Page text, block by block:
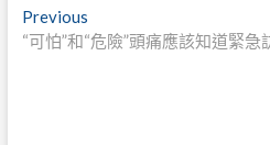
文
章
PreviousPrevious
post:
“可怕”和“危險”頭痛應該知道緊急